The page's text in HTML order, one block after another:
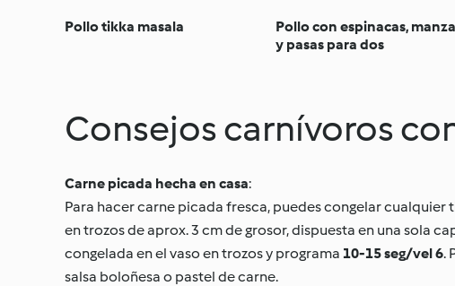
Pollo tikka masala
Pollo con espinacas,
y pasas para dos
Consejos carnívoros
Carne picada hecha en casa:
Para hacer carne picada fresca, puedes congelar
en trozos de aprox. 3 cm de grosor, dispuesta en una sola
congelada en el vaso en trozos y programa 10-15 seg/vel 6.
salsa boloñesa o pastel de carne.